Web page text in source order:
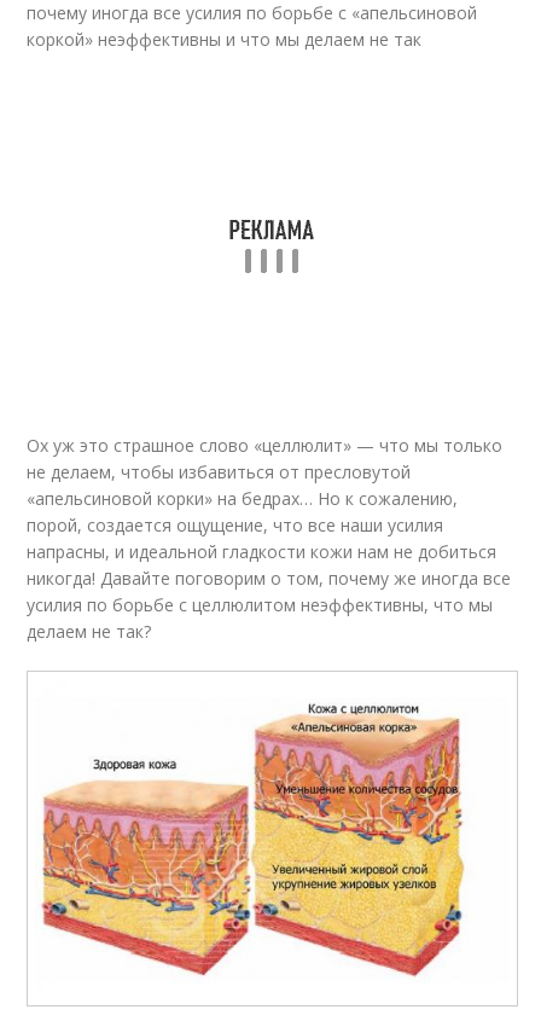
почему иногда все усилия по борьбе с «апельсиновой
коркой» неэффективны и что мы делаем не так
Ох уж это страшное слово «целлюлит» — что мы только
не делаем, чтобы избавиться от пресловутой
«апельсиновой корки» на бедрах… Но к сожалению,
порой, создается ощущение, что все наши усилия
напрасны, и идеальной гладкости кожи нам не добиться
никогда! Давайте поговорим о том, почему же иногда все
усилия по борьбе с целлюлитом неэффективны, что мы
делаем не так?